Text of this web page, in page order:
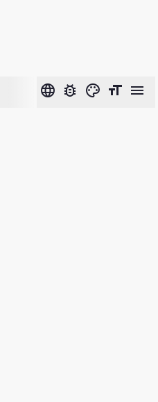
language bug_report color_lens format_size menu